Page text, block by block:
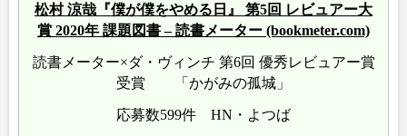
松村 涼哉『僕が僕をやめる日』 第5回 レビュアー大
賞 2020年 課題図書 – 読書メーター (bookmeter.com)
読書メーター×ダ・ヴィンチ 第6回 優秀レビュアー賞
受賞 「かがみの孤城」
応募数599件 HN・よつば